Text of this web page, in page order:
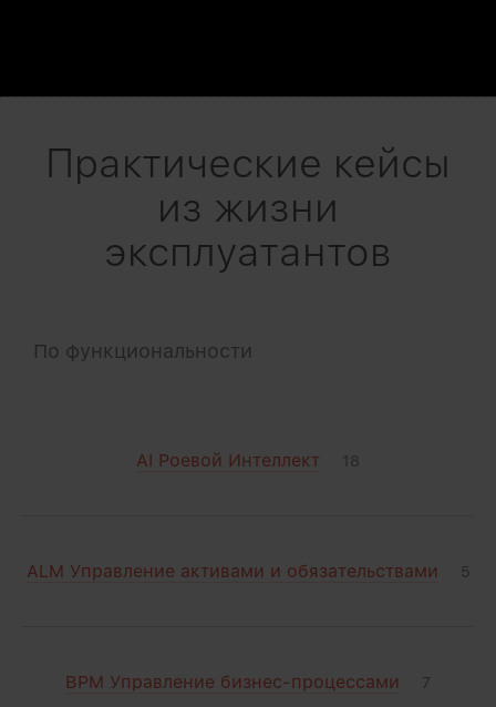
Практические кейсы
из жизни
эксплуатантов
По функциональности
AI Роевой Интеллект 18
ALM Управление активами и обязательствами 5
BPM Управление бизнес-процессами 7